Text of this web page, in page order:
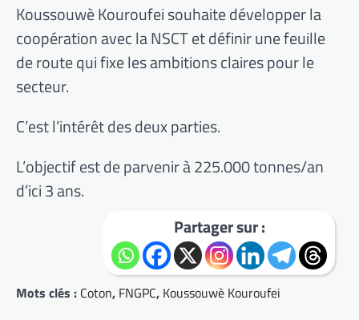
Koussouwè Kouroufei souhaite développer la
coopération avec la NSCT et définir une feuille
de route qui fixe les ambitions claires pour le
secteur.
C’est l’intérêt des deux parties.
L’objectif est de parvenir à 225.000 tonnes/an
d’ici 3 ans.
Partager sur :
Mots clés : Coton, FNGPC, Koussouwè Kouroufei